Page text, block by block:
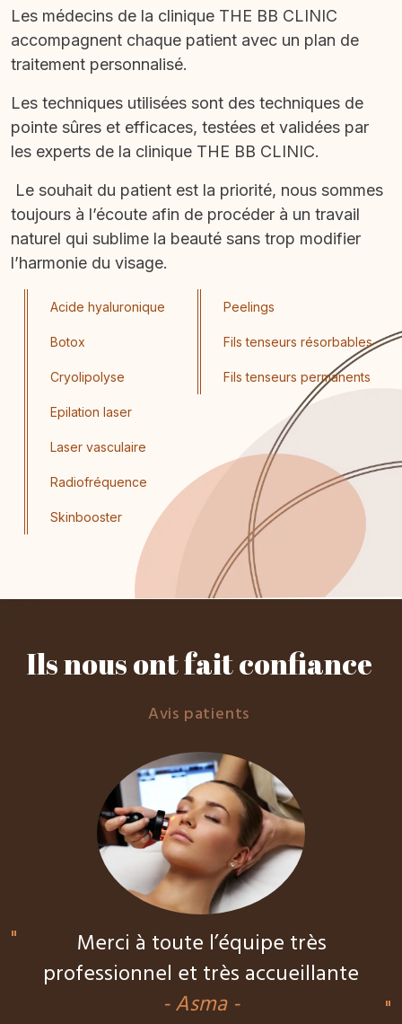
Les médecins de la clinique THE BB CLINIC
accompagnent chaque patient avec un plan de
traitement personnalisé.
Les techniques utilisées sont des techniques de
pointe sûres et efficaces, testées et validées par
les experts de la clinique THE BB CLINIC.
Le souhait du patient est la priorité, nous sommes
toujours à l’écoute afin de procéder à un travail
naturel qui sublime la beauté sans trop modifier
l’harmonie du visage.
Acide hyaluronique
Botox
Cryolipolyse
Epilation laser
Laser vasculaire
Radiofréquence
Skinbooster
Peelings
Fils tenseurs résorbables
Fils tenseurs permanents
Ils nous ont fait confiance
Avis patients
Merci à toute l’équipe très
professionnel et très accueillante
- Asma -